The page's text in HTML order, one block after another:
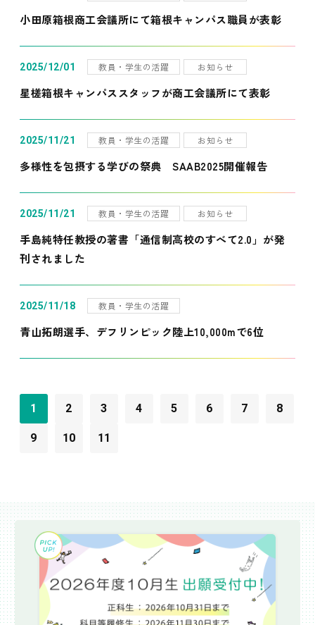
小田原箱根商工会議所にて箱根キャンパス職員が表彰
2025/12/01 教員・学生の活躍 お知らせ
星槎箱根キャンパススタッフが商工会議所にて表彰
2025/11/21 教員・学生の活躍 お知らせ
多様性を包摂する学びの祭典 SAAB2025開催報告
2025/11/21 教員・学生の活躍 お知らせ
手島純特任教授の著書「通信制高校のすべて2.0」が発
刊されました
2025/11/18 教員・学生の活躍
青山拓朗選手、デフリンピック陸上10,000mで6位
1 2 3 4 5 6 7 8
9 10 11